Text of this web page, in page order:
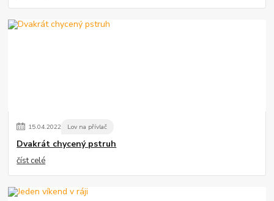
15.04.2022 Lov na přívlač
Dvakrát chycený pstruh
číst celé